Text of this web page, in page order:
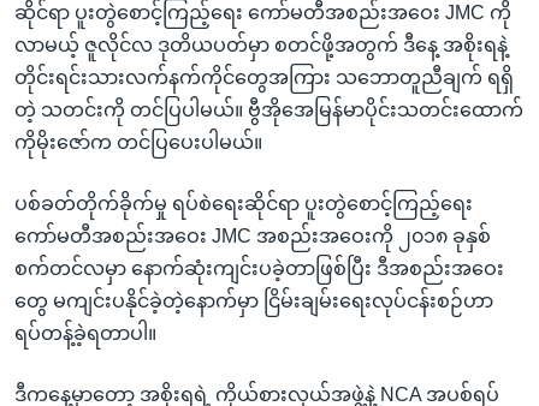
ကျော်
ရန်
ဆိုင်ရာ ပူးတွဲစောင့်ကြည့်ရေး ကော်မတီအစည်းအဝေး JMC ကို
လာမယ့် ဇူလိုင်လ ဒုတိယပတ်မှာ စတင်ဖို့အတွက် ဒီနေ့ အစိုးရနဲ့
တိုင်းရင်းသားလက်နက်ကိုင်တွေအကြား သဘောတူညီချက် ရရှိ
တဲ့ သတင်းကို တင်ပြပါမယ်။ ဗွီအိုအေမြန်မာပိုင်းသတင်းထောက်
ကိုမိုးဇော်က တင်ပြပေးပါမယ်။
ပစ်ခတ်တိုက်ခိုက်မှု ရပ်စဲရေးဆိုင်ရာ ပူးတွဲစောင့်ကြည့်ရေး
ကော်မတီအစည်းအဝေး JMC အစည်းအဝေးကို ၂၀၁၈ ခုနှစ်
စက်တင်လမှာ နောက်ဆုံးကျင်းပခဲ့တာဖြစ်ပြီး ဒီအစည်းအဝေး
တွေ မကျင်းပနိုင်ခဲ့တဲ့နောက်မှာ ငြိမ်းချမ်းရေးလုပ်ငန်းစဉ်ဟာ
ရပ်တန့်ခဲ့ရတာပါ။
ဒီကနေ့မှာတော့ အစိုးရရဲ့ ကိုယ်စားလှယ်အဖွဲ့နဲ့ NCA အပစ်ရပ်